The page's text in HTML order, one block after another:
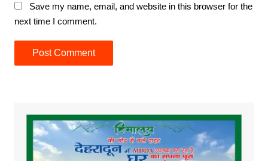
Save my name, email, and website in this browser for the
next time I comment.